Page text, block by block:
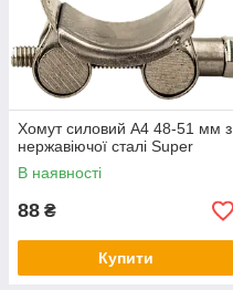
Хомут силовий А4 48-51 мм з
нержавіючої сталі Super
В наявності
88 ₴
Купити